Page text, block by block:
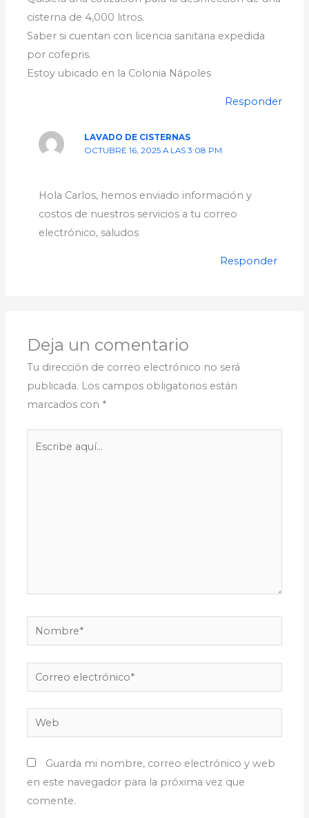
cisterna de 4,000 litros.
Saber si cuentan con licencia sanitaria expedida
por cofepris.
Estoy ubicado en la Colonia Nápoles
Responder
LAVADO DE CISTERNAS
OCTUBRE 16, 2025 A LAS 3:08 PM
Hola Carlos, hemos enviado información y
costos de nuestros servicios a tu correo
electrónico, saludos
Responder
Deja un comentario
Tu dirección de correo electrónico no será
publicada. Los campos obligatorios están
marcados con *
Nombre*
Correo
electrónico*
Web
Guarda mi nombre, correo electrónico y web
en este navegador para la próxima vez que
comente.